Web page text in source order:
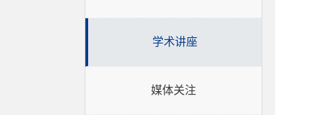
学术讲座
媒体关注